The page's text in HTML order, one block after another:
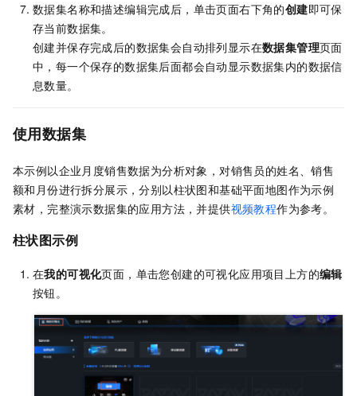
数据集名称和描述编辑完成后，单击页面右下角的创建即可保
存当前数据集。
创建并保存完成后的数据集会自动排列显示在数据集管理页面
中，每一个保存的数据集后面都会自动显示数据集内的数据信
息数量。
使用数据集
本示例以企业月度销售数据为分析对象，对销售员的姓名、销售
额和月份进行拆分展示，分别以柱状图和基础平面地图作为示例
素材，完整演示数据集的应用方法，并提供视频教程作为参考。
柱状图示例
在我的可视化页面，单击您创建的可视化应用项目上方的编辑
按钮。